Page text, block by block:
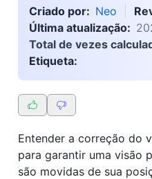
Criado por: Neo
Última atualização:
Total de vezes
Etiqueta:
Entender a correção do
para garantir uma visão
são movidas de sua